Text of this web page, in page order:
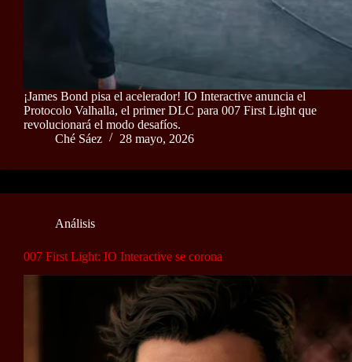
¡James Bond pisa el acelerador! IO Interactive anuncia el
Protocolo Valhalla, el primer DLC para 007 First Light que
revolucionará el modo desafíos.
Ché Sáez
28 mayo, 2026
Análisis
007 First Light: IO Interactive se corona